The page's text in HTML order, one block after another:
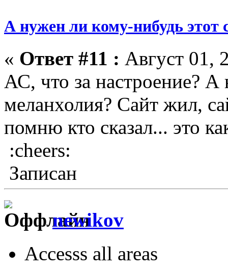
А нужен ли кому-нибудь этот
« Ответ #11 : Август 01,
АС, что за настроение?
меланхолия? Сайт жил,
помню кто сказал... это
:cheers:
Записан
newikov
Accesss all areas